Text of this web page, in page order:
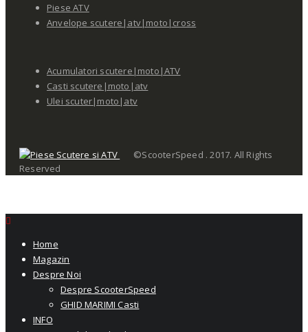
Piese ATV
Anvelope scutere|atv|moto|cross
Acumulatori scutere|moto|ATV
Casti scutere|moto|atv
Ulei scuter|moto|atv
©ScooterSpeed . 2017. All Rights
Reserved
Home
Magazin
Despre Noi
Despre ScooterSpeed
GHID MARIMI Casti
INFO